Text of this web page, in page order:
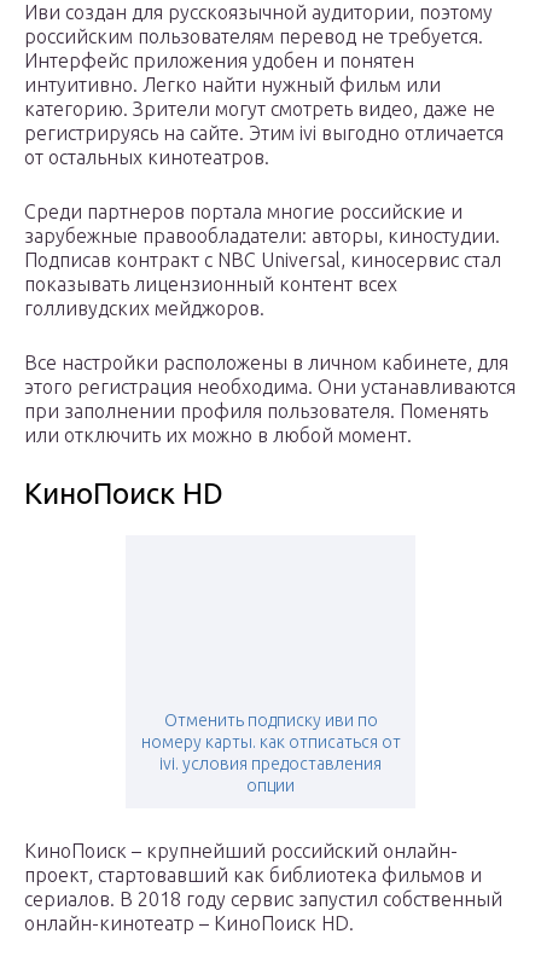
Иви создан для русскоязычной аудитории, поэтому
российским пользователям перевод не требуется.
Интерфейс приложения удобен и понятен
интуитивно. Легко найти нужный фильм или
категорию. Зрители могут смотреть видео, даже не
регистрируясь на сайте. Этим ivi выгодно отличается
от остальных кинотеатров.
Среди партнеров портала многие российские и
зарубежные правообладатели: авторы, киностудии.
Подписав контракт с NBC Universal, киносервис стал
показывать лицензионный контент всех
голливудских мейджоров.
Все настройки расположены в личном кабинете, для
этого регистрация необходима. Они устанавливаются
при заполнении профиля пользователя. Поменять
или отключить их можно в любой момент.
КиноПоиск HD
Отменить подписку иви по
номеру карты. как отписаться от
ivi. условия предоставления
опции
КиноПоиск – крупнейший российский онлайн-
проект, стартовавший как библиотека фильмов и
сериалов. В 2018 году сервис запустил собственный
онлайн-кинотеатр – КиноПоиск HD.